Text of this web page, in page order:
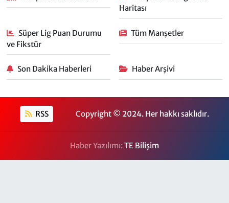
Haritası
Süper Lig Puan Durumu
ve Fikstür
Tüm Manşetler
Son Dakika Haberleri Haber Arşivi
RSS Copyright © 2024. Her hakkı saklıdır.
Haber Yazılımı:TE Bilişim